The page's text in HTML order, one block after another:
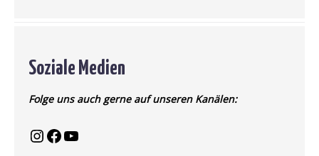
Soziale Medien
Folge uns auch gerne auf unseren Kanälen: